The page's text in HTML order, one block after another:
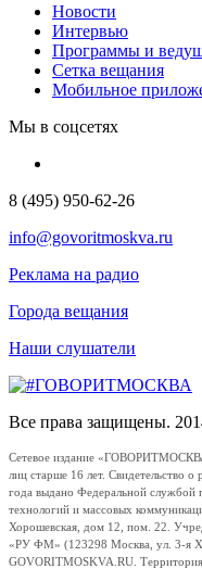
Новости
Интервью
Программы и
Сетка вещания
Мобильное
Мы в соцсетях
8 (495) 950-62-26
info@govoritmoskva.ru
Реклама на радио
Города вещания
Наши слушатели
Все права защищены.
Сетевое издание
лиц старше 16 лет.
года выдано Федеральной службой
технологий и массовых
Хорошевская, дом 12, пом. 22.
«РУ ФМ» (123298 Москва, ул. 3-я
GOVORITMOSKVA.RU.